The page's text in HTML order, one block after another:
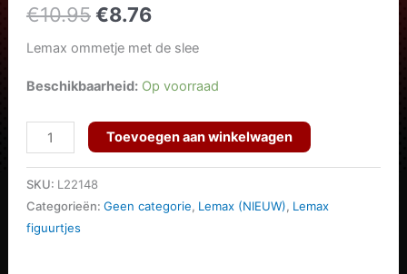
€10.95Oorspronkelijke
prijs
was:
€10.95.
€8.76Huidige
prijs
is:
€8.76.
Lemax ommetje met de slee
Beschikbaarheid: Op voorraad
Blokje
om
met
de
slee
Toevoegen aan winkelwagen
SKU: L22148
Categorieën: Geen categorie, Lemax (NIEUW), Lemax
figuurtjes